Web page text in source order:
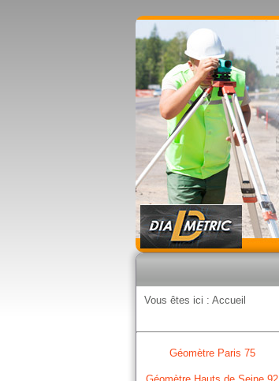
Vous êtes ici : Accueil
Géomètre Paris 75